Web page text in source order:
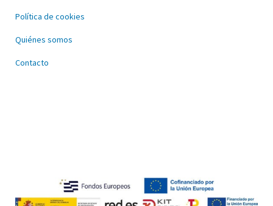
Política de cookies
Quiénes somos
Contacto